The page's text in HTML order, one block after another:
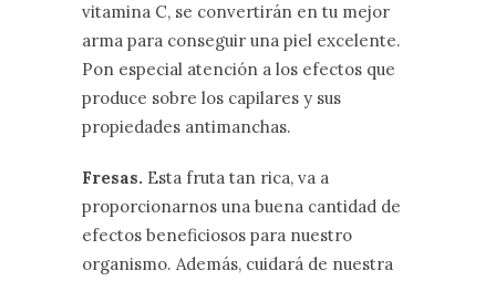
vitamina C, se convertirán en tu mejor
arma para conseguir una piel excelente.
Pon especial atención a los efectos que
produce sobre los capilares y sus
propiedades antimanchas.
Fresas. Esta fruta tan rica, va a
proporcionarnos una buena cantidad de
efectos beneficiosos para nuestro
organismo. Además, cuidará de nuestra